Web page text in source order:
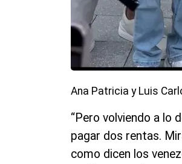
Ana Patricia y Luis
“Pero volviendo a lo
pagar dos rentas.
como dicen los